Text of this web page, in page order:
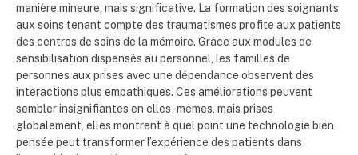
manière mineure, mais significative. La formation des soignants
aux soins tenant compte des traumatismes profite aux patients
des centres de soins de la mémoire. Grâce aux modules de
sensibilisation dispensés au personnel, les familles de
personnes aux prises avec une dépendance observent des
interactions plus empathiques. Ces améliorations peuvent
sembler insignifiantes en elles-mêmes, mais prises
globalement, elles montrent à quel point une technologie bien
pensée peut transformer l’expérience des patients dans